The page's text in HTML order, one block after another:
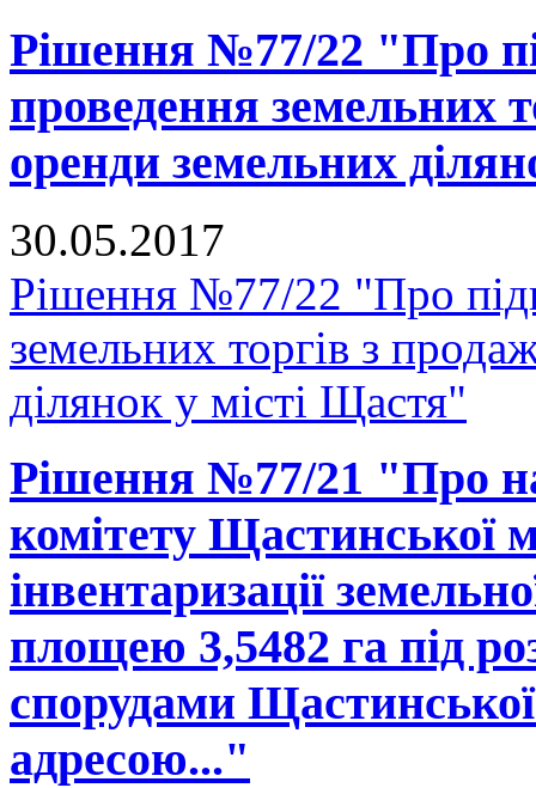
Рішення №77/22 "Про
проведення земельних
оренди земельних
30.05.2017
Рішення №77/22 "Про
земельних торгів з
ділянок у місті Щастя"
Рішення №77/21 "Про
комітету Щастинської
інвентаризації
площею 3,5482 га під
спорудами Щастинської
адресою..."